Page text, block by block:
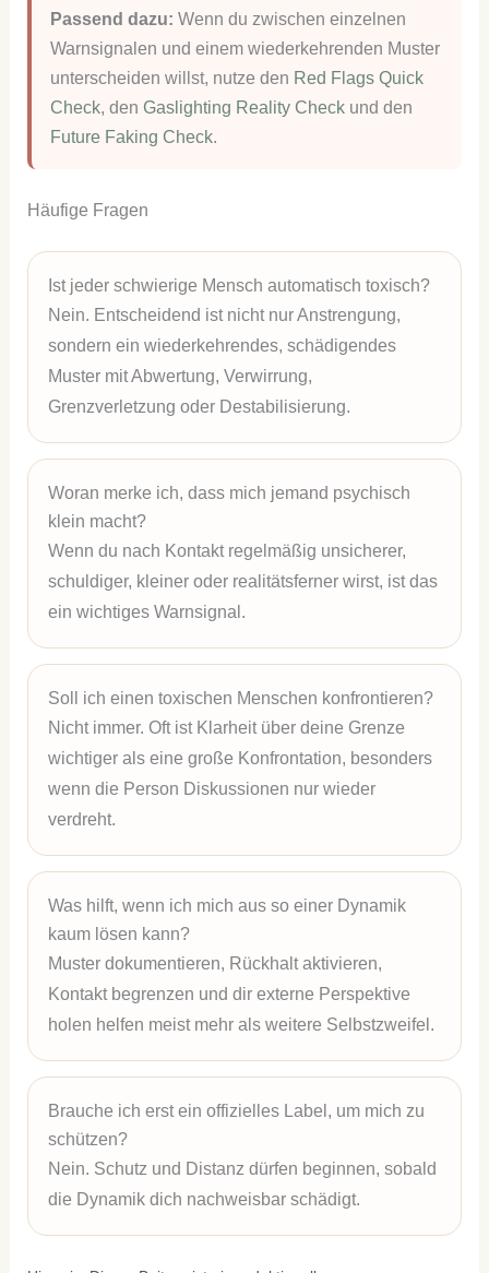
Passend dazu: Wenn du zwischen einzelnen
Warnsignalen und einem wiederkehrenden Muster
unterscheiden willst, nutze den Red Flags Quick
Check, den Gaslighting Reality Check und den
Future Faking Check.
Häufige Fragen
Ist jeder schwierige Mensch automatisch toxisch?
Nein. Entscheidend ist nicht nur Anstrengung,
sondern ein wiederkehrendes, schädigendes
Muster mit Abwertung, Verwirrung,
Grenzverletzung oder Destabilisierung.
Woran merke ich, dass mich jemand psychisch
klein macht?
Wenn du nach Kontakt regelmäßig unsicherer,
schuldiger, kleiner oder realitätsferner wirst, ist das
ein wichtiges Warnsignal.
Soll ich einen toxischen Menschen konfrontieren?
Nicht immer. Oft ist Klarheit über deine Grenze
wichtiger als eine große Konfrontation, besonders
wenn die Person Diskussionen nur wieder
verdreht.
Was hilft, wenn ich mich aus so einer Dynamik
kaum lösen kann?
Muster dokumentieren, Rückhalt aktivieren,
Kontakt begrenzen und dir externe Perspektive
holen helfen meist mehr als weitere Selbstzweifel.
Brauche ich erst ein offizielles Label, um mich zu
schützen?
Nein. Schutz und Distanz dürfen beginnen, sobald
die Dynamik dich nachweisbar schädigt.